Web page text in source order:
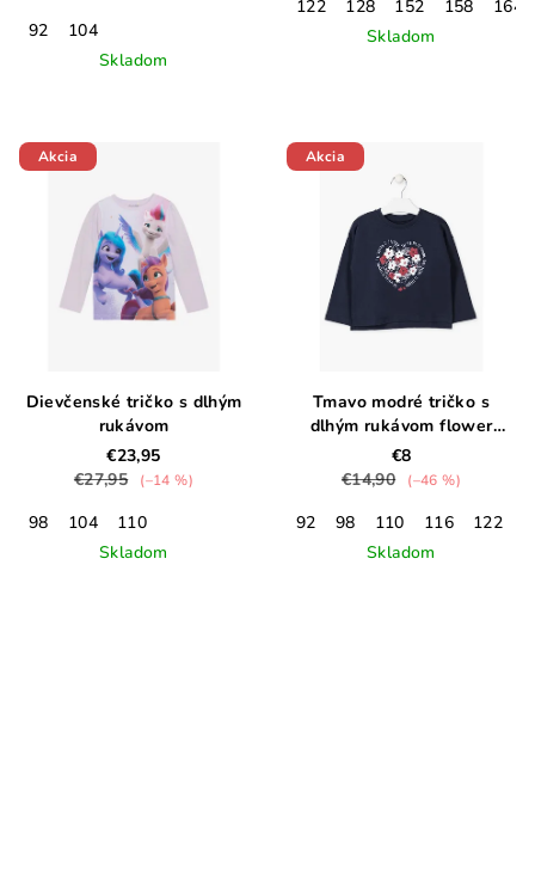
92
104
Skladom
122 128 152 158
164
Skladom
Akcia
Dievčenské tričko s dlhým
rukávom
€23,95
€27,95
(–14 %)
98 104
110
Skladom
Akcia
Tmavo modré tričko s
dlhým rukávom flower
heart
€8
€14,90
(–46 %)
92 98 110 116
122
Skladom